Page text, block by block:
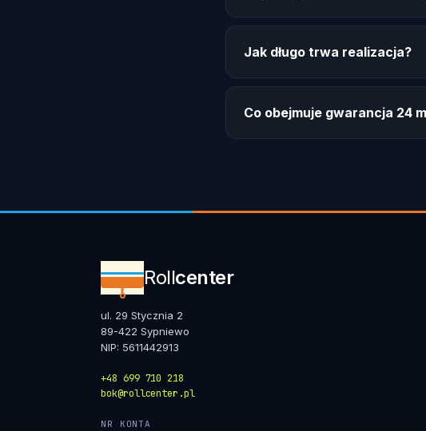
Jak długo trwa realizacja?
Co obejmuje gwarancja 24
Rollcenter
ul. 29 Stycznia 2
89-422 Sypniewo
NIP: 5611442913
+48 699 710 218
bok@rollcenter.pl
NR KONTA